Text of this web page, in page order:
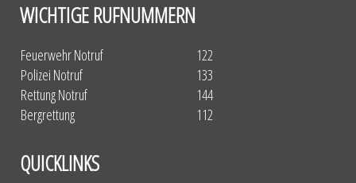
WICHTIGE RUFNUMMERN
Feuerwehr Notruf
Polizei Notruf
Rettung Notruf
Bergrettung
122
133
144
112
QUICKLINKS